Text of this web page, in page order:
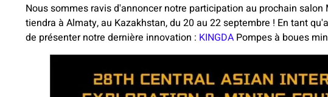
Nous sommes ravis d'annoncer notre participation au prochain
tiendra à Almaty, au Kazakhstan, du 20 au 22 septembre ! En tant
de présenter notre dernière innovation : KINGDA Pompes à boues